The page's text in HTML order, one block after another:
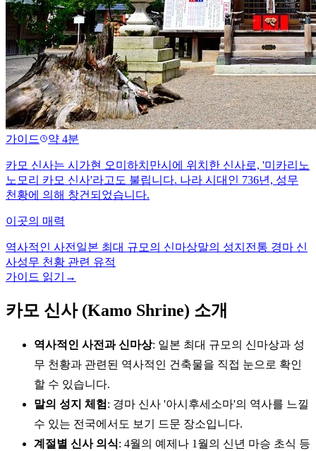
가이드 약 4분
카모 신사는 시가현 오미하치만시에 위치한 신사로, '미카리노
노모리 카모 신사'라고도 불립니다. 나라 시대인 736년, 성무
천황에 의해 창건되었습니다.
이곳의 매력
역사적인 사전 일본 최대 규모의 신마상말의 성지 전통 경마 신
사성무 천황 관련 유적
가이드 읽기 →
카모 신사 (Kamo Shrine) 소개
역사적인 사전과 신마상: 일본 최대 규모의 신마상과 성
무 천황과 관련된 역사적인 건축물을 직접 눈으로 확인
할 수 있습니다.
말의 성지 체험 : 경마 신사 '아시후세소마'의 역사를 느낄
수 있는 전국에서도 보기 드문 장소입니다.
계절별 신사 의식: 4월의 예제나 1월의 신년 마승 초식 등